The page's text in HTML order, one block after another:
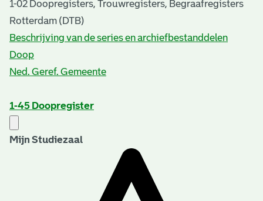
1-02 Doopregisters, Trouwregisters, Begraafregisters
Rotterdam (DTB)
Beschrijving van de series en archiefbestanddelen
Doop
Ned. Geref. Gemeente
1-45 Doopregister
Mijn Studiezaal